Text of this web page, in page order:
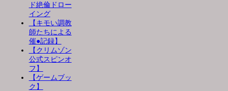
ド絶倫ドロー
イング
【キモい調教
師たちによる
催●記録】
【クリムゾン
公式スピンオ
フ】
【ゲームブッ
ク】